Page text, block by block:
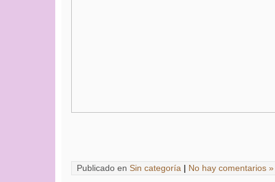
Publicado en Sin categoría | No hay comentarios »